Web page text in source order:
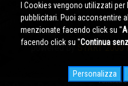
Cividale.COMCopyright ©
powered by START 2000
I Cookies vengono utilizzati
pubblicitari. Puoi acconsentire
menzionate facendo click su ''
facendo click su ''Continua
Personalizza